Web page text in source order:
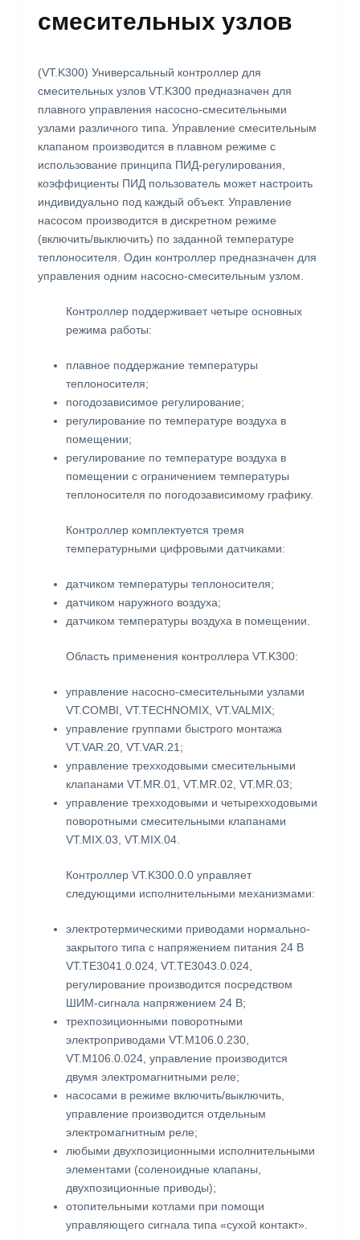
смесительных узлов
(VT.K300) Универсальный контроллер для
смесительных узлов VT.K300 предназначен для
плавного управления насосно-смесительными
узлами различного типа. Управление смесительным
клапаном производится в плавном режиме с
использование принципа ПИД-регулирования,
коэффициенты ПИД пользователь может настроить
индивидуально под каждый объект. Управление
насосом производится в дискретном режиме
(включить/выключить) по заданной температуре
теплоносителя. Один контроллер предназначен для
управления одним насосно-смесительным узлом.
Контроллер поддерживает четыре основных
режима работы:
плавное поддержание температуры
теплоносителя;
погодозависимое регулирование;
регулирование по температуре воздуха в
помещении;
регулирование по температуре воздуха в
помещении c ограничением температуры
теплоносителя по погодозависимому графику.
Контроллер комплектуется тремя
температурными цифровыми датчиками:
датчиком температуры теплоносителя;
датчиком наружного воздуха;
датчиком температуры воздуха в помещении.
Область применения контроллера VT.K300:
управление насосно-смесительными узлами
VT.COMBI, VT.TECHNOMIX, VT.VALMIX;
управление группами быстрого монтажа
VT.VAR.20, VT.VAR.21;
управление трехходовыми смесительными
клапанами VT.MR.01, VT.MR.02, VT.MR.03;
управление трехходовыми и четырехходовыми
поворотными смесительными клапанами
VT.MIX.03, VT.MIX.04.
Контроллер VT.K300.0.0 управляет
следующими исполнительными механизмами:
электротермическими приводами нормально-
закрытого типа с напряжением питания 24 В
VT.TE3041.0.024, VT.TE3043.0.024,
регулирование производится посредством
ШИМ-сигнала напряжением 24 В;
трехпозиционными поворотными
электроприводами VT.M106.0.230,
VT.M106.0.024, управление производится
двумя электромагнитными реле;
насосами в режиме включить/выключить,
управление производится отдельным
электромагнитным реле;
любыми двухпозиционными исполнительными
элементами (соленоидные клапаны,
двухпозиционные приводы);
отопительными котлами при помощи
управляющего сигнала типа «сухой контакт».